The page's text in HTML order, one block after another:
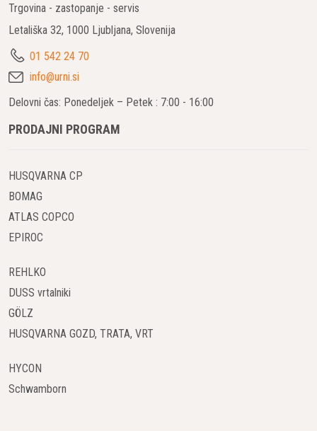
Trgovina - zastopanje - servis
Letališka 32, 1000 Ljubljana, Slovenija
01 542 24 70
info@urni.si
Delovni čas: Ponedeljek – Petek : 7:00 - 16:00
PRODAJNI PROGRAM
HUSQVARNA CP
BOMAG
ATLAS COPCO
EPIROC
REHLKO
DUSS vrtalniki
GÖLZ
HUSQVARNA GOZD, TRATA, VRT
HYCON
Schwamborn